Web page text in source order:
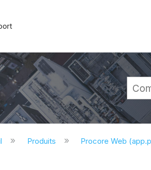
réduire la
Produits Procore Web